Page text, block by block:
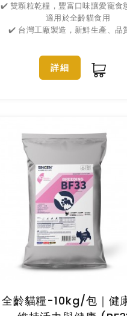
✔️ 雙顆粒乾糧，豐富口味讓愛寵食
適用於全齡貓食用
✔️ 台灣工廠製造，新鮮生產、品
詳細
全齡貓糧-10kg/包｜健